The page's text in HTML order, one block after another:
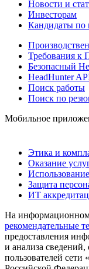
Новости и
Инвесторам
Кандидаты по
Требования к
Безопасный
HeadHunter
Поиск работы
Поиск по
Мобильное
Этика и
Оказание
Защита
ИТ
На информационном
рекомендательные
предоставления
и анализа
пользователей